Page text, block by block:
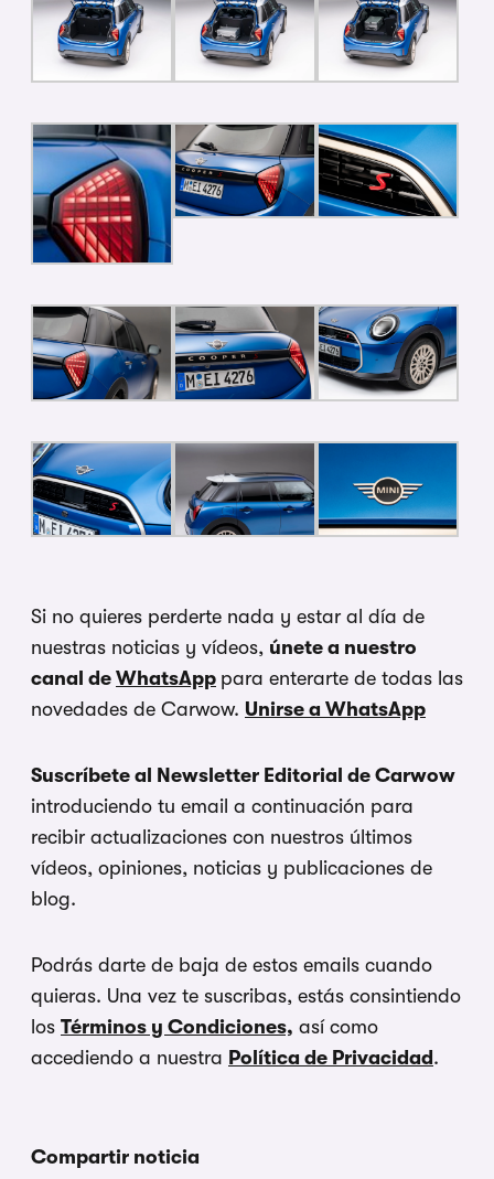
Si no quieres perderte nada y estar al día de
nuestras noticias y vídeos, únete a nuestro
canal de WhatsApp para enterarte de todas las
novedades de Carwow. Unirse a WhatsApp
Suscríbete al Newsletter Editorial de Carwow
introduciendo tu email a continuación para
recibir actualizaciones con nuestros últimos
vídeos, opiniones, noticias y publicaciones de
blog.
Podrás darte de baja de estos emails cuando
quieras. Una vez te suscribas, estás consintiendo
los Términos y Condiciones, así como
accediendo a nuestra Política de Privacidad .
Compartir noticia